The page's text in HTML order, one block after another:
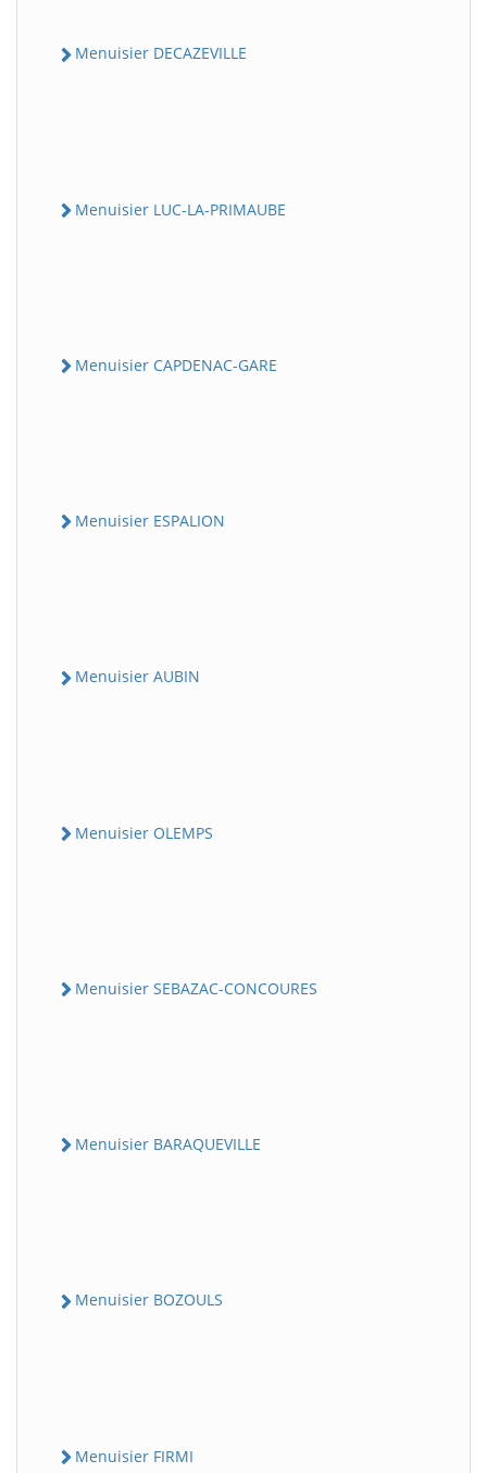
Menuisier DECAZEVILLE
Menuisier LUC-LA-PRIMAUBE
Menuisier CAPDENAC-GARE
Menuisier ESPALION
Menuisier AUBIN
Menuisier OLEMPS
Menuisier SEBAZAC-CONCOURES
Menuisier BARAQUEVILLE
Menuisier BOZOULS
Menuisier FIRMI